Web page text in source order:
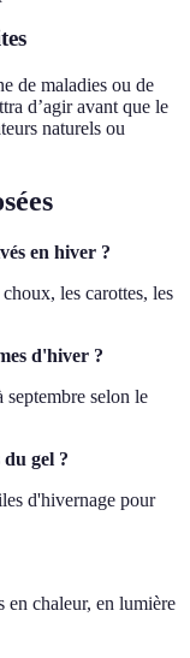
de maladies ou de
d’agir avant que le
naturels ou
en hiver ?
les carottes, les
d'hiver ?
selon le
gel ?
d'hivernage pour
en chaleur, en lumière